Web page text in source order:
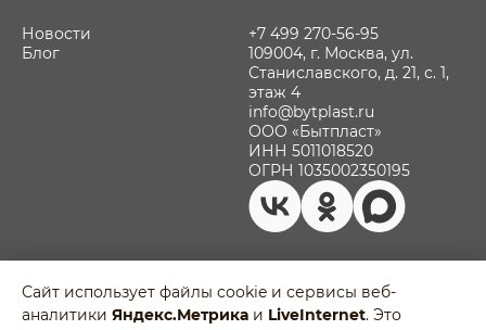
Новости
Блог
+7 499 270-56-95
109004, г. Москва, ул.
Станиславского, д. 21, с. 1,
этаж 4
info@bytplast.ru
ООО «Бытпласт»
ИНН 5011018520
ОГРН 1035002350195
Политика обработки персональных
Сайт использует файлы cookie и сервисы веб-
аналитики Яндекс.Метрика и LiveInternet. Это